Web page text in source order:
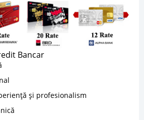
Bancar
și profesionalism